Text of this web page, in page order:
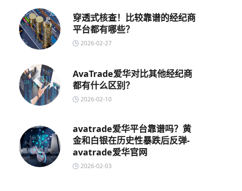
穿透式核查！比较靠谱的经纪商
平台都有哪些？
2026-02-27
AvaTrade爱华对比其他经纪商
都有什么区别？
2026-02-10
avatrade爱华平台靠谱吗？黄
金和白银在历史性暴跌后反弹-
avatrade爱华官网
2026-02-03